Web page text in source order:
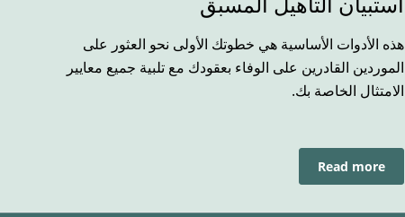
هذه الأدوات الأساسية هي خطوتك الأولى نحو العثور على
الموردين القادرين على الوفاء بعقودك مع تلبية جميع معايير
الامتثال الخاصة بك.
Read more